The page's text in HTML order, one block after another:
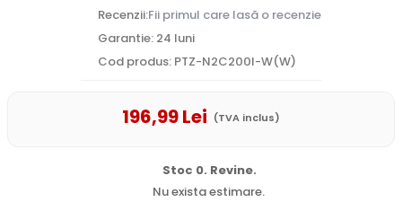
Recenzii:Fii primul care lasă o recenzie
Garantie: 24 luni
Cod produs: PTZ-N2C200I-W(W)
196,99Lei (TVA inclus)
Stoc 0. Revine.
Nu exista estimare.